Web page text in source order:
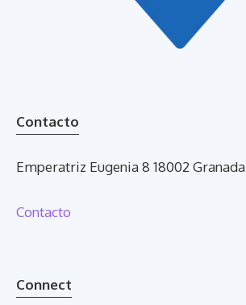
Contacto
Emperatriz Eugenia 8 18002 Granada
Contacto
Connect